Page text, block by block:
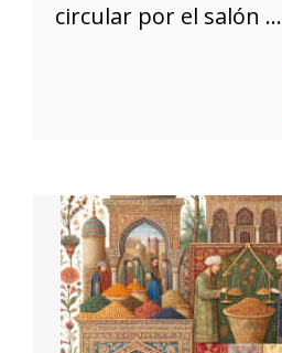
circular por el salón ...